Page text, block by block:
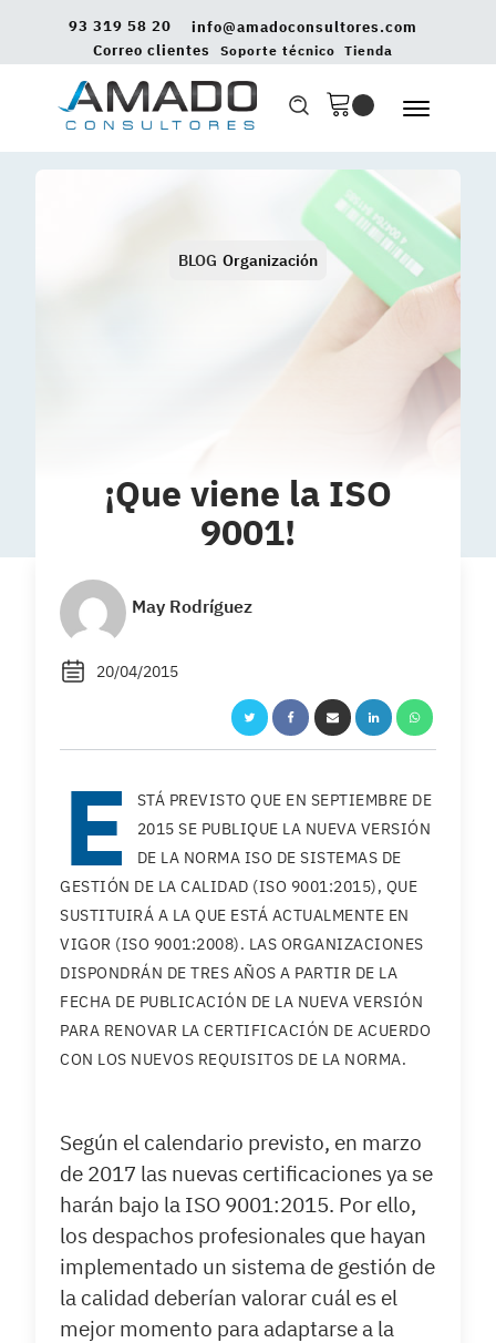
93 319 58 20
info@amadoconsultores.com
Correo clientes
Soporte técnico Tienda
BLOG Organización
¡Que viene la ISO
9001!
May Rodríguez
20/04/2015
E
STÁ PREVISTO QUE EN SEPTIEMBRE DE
2015 SE PUBLIQUE LA NUEVA VERSIÓN
DE LA NORMA ISO DE SISTEMAS DE
GESTIÓN DE LA CALIDAD (ISO 9001:2015), QUE
SUSTITUIRÁ A LA QUE ESTÁ ACTUALMENTE EN
VIGOR (ISO 9001:2008). LAS ORGANIZACIONES
DISPONDRÁN DE TRES AÑOS A PARTIR DE LA
FECHA DE PUBLICACIÓN DE LA NUEVA VERSIÓN
PARA RENOVAR LA CERTIFICACIÓN DE ACUERDO
CON LOS NUEVOS REQUISITOS DE LA NORMA.
Según el calendario previsto, en marzo
de 2017 las nuevas certificaciones ya se
harán bajo la ISO 9001:2015. Por ello,
los despachos profesionales que hayan
implementado un sistema de gestión de
la calidad deberían valorar cuál es el
mejor momento para adaptarse a la